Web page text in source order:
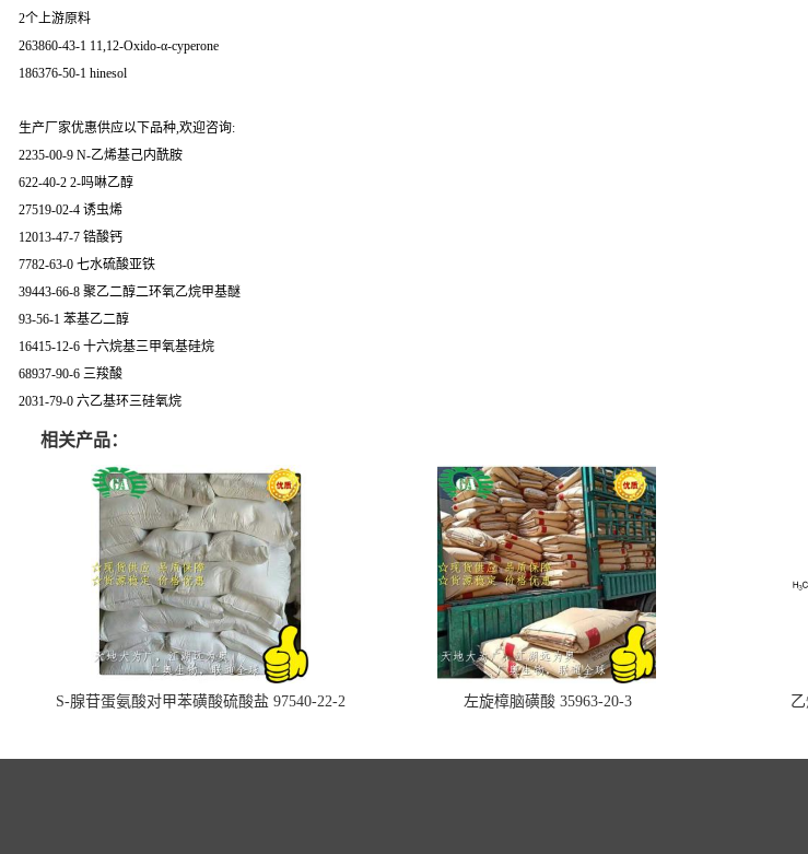
2个上游原料
263860-43-1 11,12-Oxido-α-cyperone
186376-50-1 hinesol
生产厂家优惠供应以下品种,欢迎咨询:
2235-00-9 N-乙烯基己内酰胺
622-40-2 2-吗啉乙醇
27519-02-4 诱虫烯
12013-47-7 锆酸钙
7782-63-0 七水硫酸亚铁
39443-66-8 聚乙二醇二环氧乙烷甲基醚
93-56-1 苯基乙二醇
16415-12-6 十六烷基三甲氧基硅烷
68937-90-6 三羧酸
2031-79-0 六乙基环三硅氧烷
相关产品：
S-腺苷蛋氨酸对甲苯磺酸硫酸盐 97540-22-2 左旋樟脑磺酸 35963-20-3